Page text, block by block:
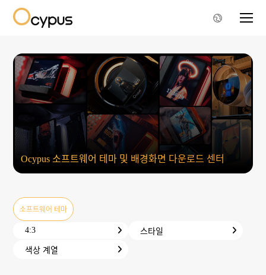
Ocypus 소프트웨어 테마 및 배경화면 다운로드 센터
소프트웨어 테마
4:3 스타일
색상 계열